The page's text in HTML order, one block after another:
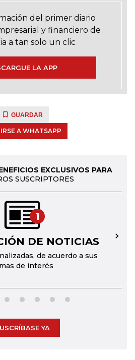
del primer diario
y financiero de
a tan solo un clic
LA APP
GUARDAR
A WHATSAPP
EXCLUSIVOS PARA
SUSCRIPTORES
1
DE NOTICIAS
de acuerdo a sus
de interés
→
YA